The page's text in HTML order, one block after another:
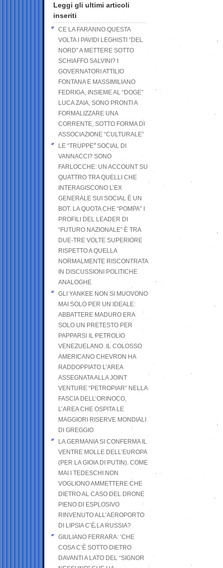
Leggi gli ultimi articoli
inseriti
CE LA FARANNO QUESTA
VOLTA I PAVIDI LEGHISTI “DEL
NORD” A METTERE SOTTO
SCHIAFFO SALVINI? I
GOVERNATORI ATTILIO
FONTANA E MASSIMILIANO
FEDRIGA, INSIEME AL “DOGE”
LUCA ZAIA, SONO PRONTI A
FORMALIZZARE UNA
CORRENTE, SOTTO FORMA DI
ASSOCIAZIONE “CULTURALE”
LE “TRUPPE” SOCIAL DI
VANNACCI? SONO
FARLOCCHE: UN ACCOUNT SU
QUATTRO TRA QUELLI CHE
INTERAGISCONO L’EX
GENERALE SUI SOCIAL È UN
BOT. LA QUOTA CHE “POMPA” I
PROFILI DEL LEADER DI
“FUTURO NAZIONALE” È TRA
DUE-TRE VOLTE SUPERIORE
RISPETTO A QUELLA
NORMALMENTE RISCONTRATA
IN DISCUSSIONI POLITICHE
ANALOGHE
GLI YANKEE NON SI MUOVONO
MAI SOLO PER UN IDEALE:
ABBATTERE MADURO ERA
SOLO UN PRETESTO PER
PAPPARSI IL PETROLIO
VENEZUELANO .IL COLOSSO
AMERICANO CHEVRON HA
RADDOPPIATO L’AREA
ASSEGNATA ALLA JOINT
VENTURE “PETROPIAR” NELLA
FASCIA DELL’ORINOCO,
L’AREA CHE OSPITA LE
MAGGIORI RISERVE MONDIALI
DI GREGGIO
LA GERMANIA SI CONFERMA IL
VENTRE MOLLE DELL’EUROPA
(PER LA GIOIA DI PUTIN). COME
MAI I TEDESCHI NON
VOGLIONO AMMETTERE CHE
DIETRO AL CASO DEL DRONE
PIENO DI ESPLOSIVO
RINVENUTO ALL’AEROPORTO
DI LIPSIA C’È LA RUSSIA?
GIULIANO FERRARA: ’CHE
COSA C’È SOTTO DIETRO
DAVANTI A LATO DEL “SIGNOR